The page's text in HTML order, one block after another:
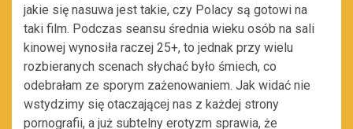
jakie się nasuwa jest takie, czy Polacy są gotowi na
taki film. Podczas seansu średnia wieku osób na sali
kinowej wynosiła raczej 25+, to jednak przy wielu
rozbieranych scenach słychać było śmiech, co
odebrałam ze sporym zażenowaniem. Jak widać nie
wstydzimy się otaczającej nas z każdej strony
pornografii, a już subtelny erotyzm sprawia, że